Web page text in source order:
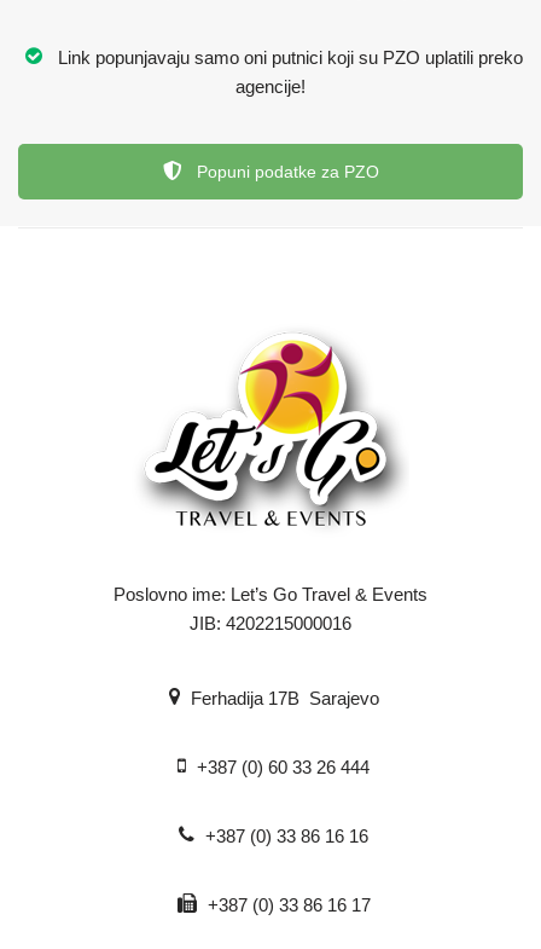
Link popunjavaju samo oni putnici koji su PZO uplatili preko
agencije!
Popuni podatke za PZO
Poslovno ime: Let’s Go Travel & Events
JIB: 4202215000016
Ferhadija 17B Sarajevo
+387 (0) 60 33 26 444
+387 (0) 33 86 16 16
+387 (0) 33 86 16 17